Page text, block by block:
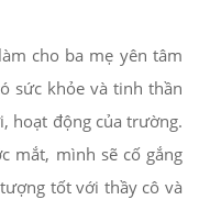
cho ba mẹ yên tâm
sức khỏe và tinh thần
hoạt động của trường.
mắt, mình sẽ cố gắng
tốt với thầy cô và